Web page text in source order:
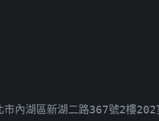
內湖區新湖二路367號2樓202